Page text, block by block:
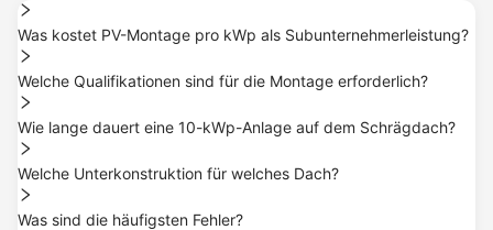
Was kostet PV-Montage pro kWp als Subunternehmerleistung?
Welche Qualifikationen sind für die Montage erforderlich?
Wie lange dauert eine 10-kWp-Anlage auf dem Schrägdach?
Welche Unterkonstruktion für welches Dach?
Was sind die häufigsten Fehler?